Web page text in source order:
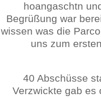
hoangaschtn
Begrüßung war
wissen was die
uns zum
40 Abschüsse
Verzwickte gab es